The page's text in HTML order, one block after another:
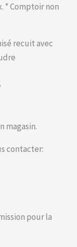
* Comptoir non
recuit avec
magasin.
contacter:
pour la